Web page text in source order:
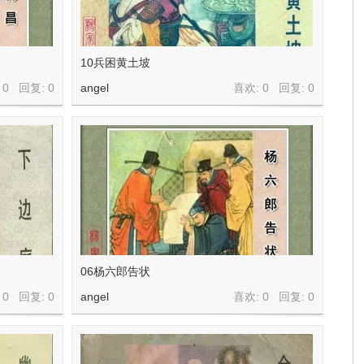
0 回复:0
10兵困黄土坡
喜欢: 0 回复:0
angel
0 回复:0
06杨六郎告状
喜欢: 0 回复:0
angel